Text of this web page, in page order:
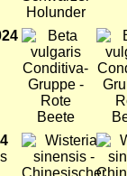
Bild Bild
Bild Bild